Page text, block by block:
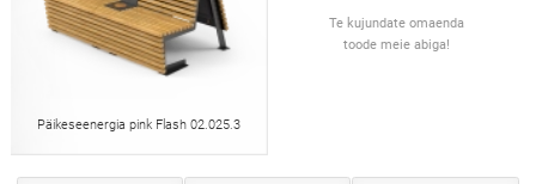
Päikeseenergia pink Flash 02.025.3
Te kujundate omaenda
toode meie abiga!